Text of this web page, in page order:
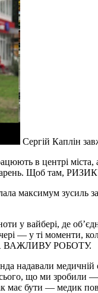
Сергій Каплін
в центрі
Щоб там,
максимум зусиль
у вайбері, де
— у ті
ТА ВАЖЛИВУ РОБОТУ.
надавали
що ми зробили —
має бути — медик